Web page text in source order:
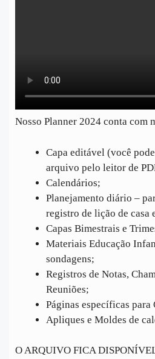
Nosso Planner 2024 conta com
Capa editável (você
arquivo pelo leitor de
Calendários;
Planejamento diário –
registro de lição de casa
Capas Bimestrais e
Materiais Educação
sondagens;
Registros de Notas,
Reuniões;
Páginas específicas para
Apliques e Moldes de
O ARQUIVO FICA